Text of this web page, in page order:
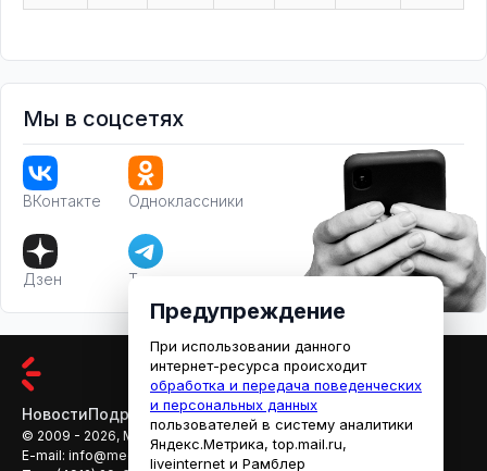
Мы в соцсетях
ВКонтакте Одноклассники
Дзен Телеграм
НовостиПодробностиАфишаКино
© 2009 - 2026, МЕДИАРЯЗАНЬ
E-mail: info@mediaryazan.ru
reklama@mediaryazan.ru
Предупреждение
При использовании данного
интернет-ресурса происходит
обработка и передача поведенческих
и персональных данных
пользователей в систему аналитики
Яндекс.Метрика, top.mail.ru,
liveinternet и Рамблер